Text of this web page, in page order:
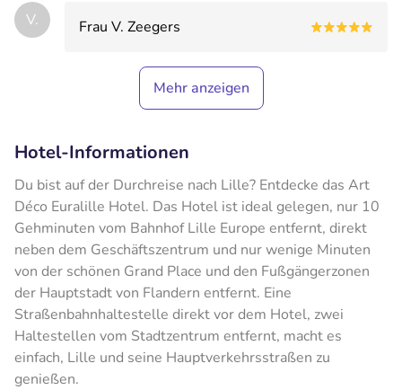
V. Frau V. Zeegers
Mehr anzeigen
Hotel-Informationen
Du bist auf der Durchreise nach Lille? Entdecke das Art
Déco Euralille Hotel. Das Hotel ist ideal gelegen, nur 10
Gehminuten vom Bahnhof Lille Europe entfernt, direkt
neben dem Geschäftszentrum und nur wenige Minuten
von der schönen Grand Place und den Fußgängerzonen
der Hauptstadt von Flandern entfernt. Eine
Straßenbahnhaltestelle direkt vor dem Hotel, zwei
Haltestellen vom Stadtzentrum entfernt, macht es
einfach, Lille und seine Hauptverkehrsstraßen zu
genießen.